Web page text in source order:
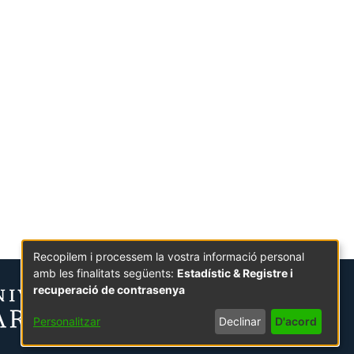
Recopilem i processem la vostra informació personal
amb les finalitats següents: Estadístic & Registre i
recuperació de contrasenya
Personalitzar Declinar D'acord